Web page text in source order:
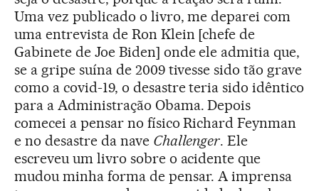
Uma vez publicado o livro, me deparei com
uma entrevista de Ron Klein [chefe de
Gabinete de Joe Biden] onde ele admitia que,
se a gripe suína de 2009 tivesse sido tão grave
como a covid-19, o desastre teria sido idêntico
para a Administração Obama. Depois
comecei a pensar no físico Richard Feynman
e no desastre da nave Challenger. Ele
escreveu um livro sobre o acidente que
mudou minha forma de pensar. A imprensa